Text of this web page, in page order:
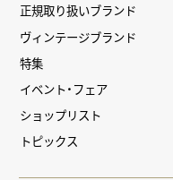
正規取り扱いブランド
ヴィンテージブランド
特集
イベント・フェア
ショップリスト
トピックス